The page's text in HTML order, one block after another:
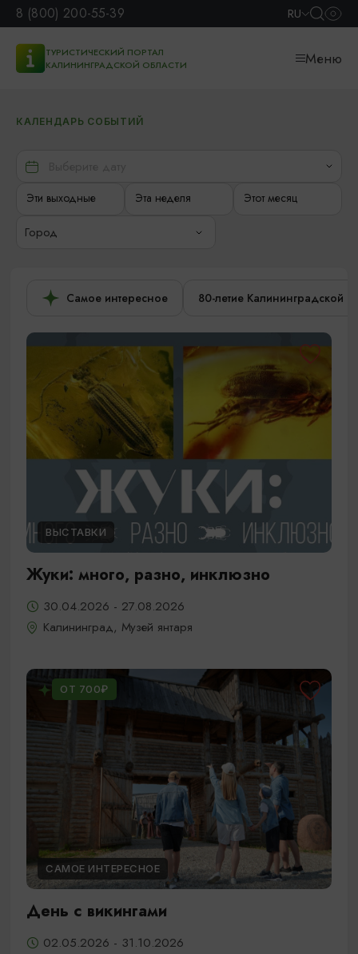
8 (800) 200-55-39 RU
ТУРИСТИЧЕСКИЙ ПОРТАЛ
КАЛИНИНГРАДСКОЙ ОБЛАСТИ
Меню
КАЛЕНДАРЬ СОБЫТИЙ
Эти выходные Эта неделя Этот месяц
Город
Самое интересное 80-летие Калининградской
ВЫСТАВКИ
Жуки: много, разно, инклюзно
30.04.2026 - 27.08.2026
Калининград, Музей янтаря
ОТ 700₽
САМОЕ ИНТЕРЕСНОЕ
День с викингами
02.05.2026 - 31.10.2026